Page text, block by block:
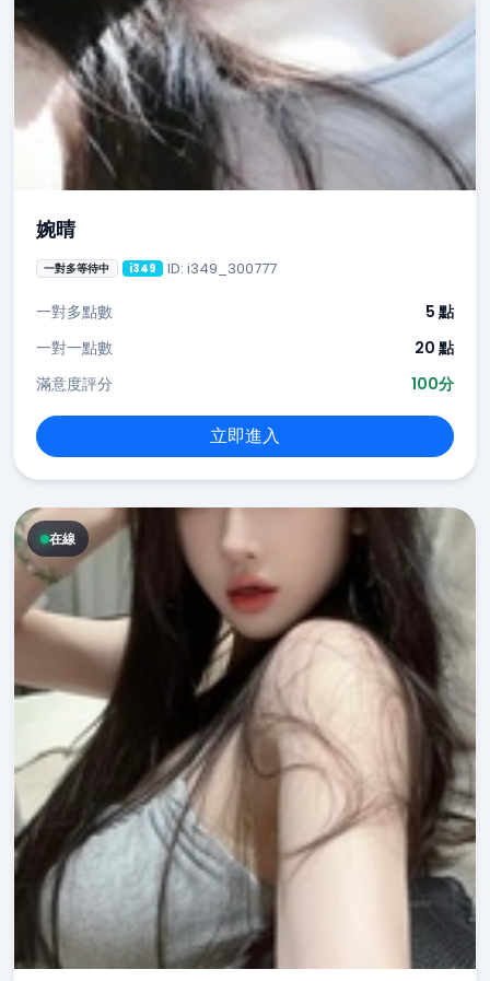
婉晴
一對多等待中 i349 ID: i349_300777
一對多點數
5 點
一對一點數
20 點
滿意度評分
100分
立即進入
在線